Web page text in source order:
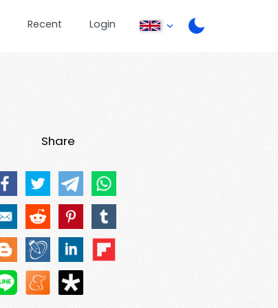
Recent Login
Share